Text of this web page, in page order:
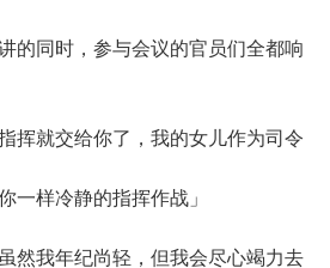
同时，参与会议的官员们全都响
就交给你了，我的女儿作为司令
一样冷静的指挥作战」
我年纪尚轻，但我会尽心竭力去